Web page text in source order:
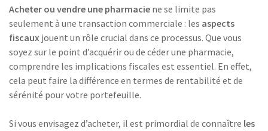
Acheter ou vendre une pharmacie ne se limite pas
seulement à une transaction commerciale : les aspects
fiscaux jouent un rôle crucial dans ce processus. Que vous
soyez sur le point d’acquérir ou de céder une pharmacie,
comprendre les implications fiscales est essentiel. En effet,
cela peut faire la différence en termes de rentabilité et de
sérénité pour votre portefeuille.
Si vous envisagez d’acheter, il est primordial de connaître les